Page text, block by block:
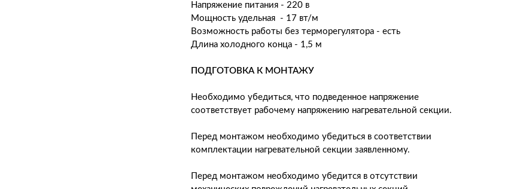
Напряжение питания - 220 в
Мощность удельная - 17 вт/м
Возможность работы без терморегулятора - есть
Длина холодного конца - 1,5 м
ПОДГОТОВКА К МОНТАЖУ
Необходимо убедиться, что подведенное напряжение
соответствует рабочему напряжению нагревательной секции.
Перед монтажом необходимо убедиться в соответствии
комплектации нагревательной секции заявленному.
Перед монтажом необходимо убедится в отсутствии